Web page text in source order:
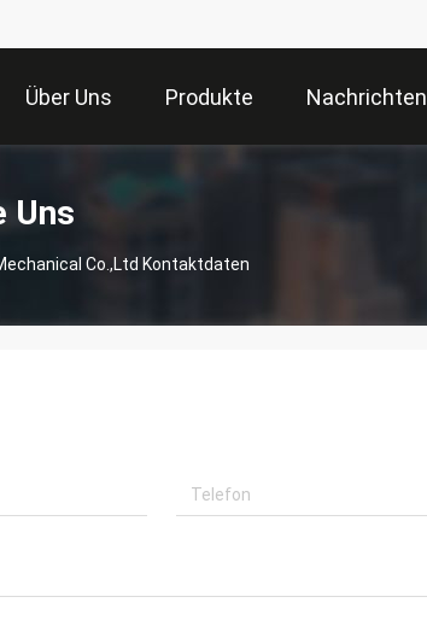
Über Uns Produkte Nachrichten
Uns
Co.,Ltd Kontaktdaten